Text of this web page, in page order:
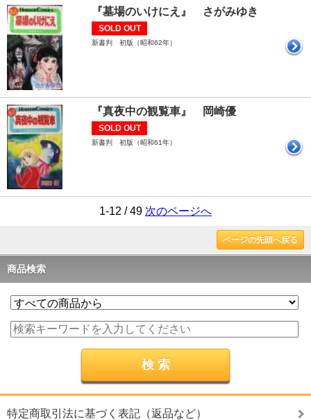
『墓場のいけにえ』 さがみゆき
SOLD OUT
新書判 初版（昭和62年）
『真夜中の観覧車』 岡崎優
SOLD OUT
新書判 初版（昭和61年）
1-12 / 49 次のページへ
ページの先頭へ戻る
商品検索
特定商取引法に基づく表記（返品など）